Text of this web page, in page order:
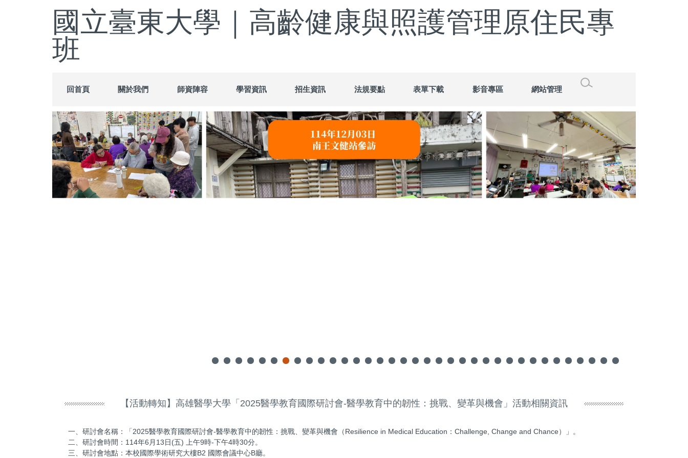
國立臺東大學｜高齡健康與照護管理原住民專
班
回首頁 關於我們 師資陣容 學習資訊 招生資訊 法規要點 表單下載 影音專區 網站管理
【活動轉知】高雄醫學大學「2025醫學教育國際研討會-醫學教育中的韌性：挑戰、變革與機會」活動相關資訊
一、研討會名稱：「2025醫學教育國際研討會-醫學教育中的韌性：挑戰、變革與機會（Resilience in Medical Education：Challenge, Change and Chance）」。
二、研討會時間：114年6月13日(五) 上午9時-下午4時30分。
三、研討會地點：本校國際學術研究大樓B2 國際會議中心B廳。